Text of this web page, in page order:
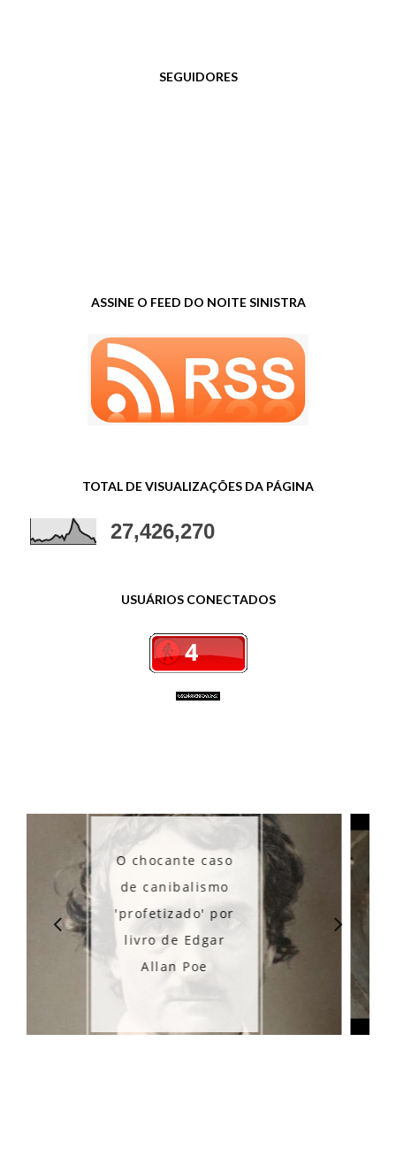
SEGUIDORES
ASSINE O FEED DO NOITE SINISTRA
TOTAL DE VISUALIZAÇÕES DA PÁGINA
27,426,270
USUÁRIOS CONECTADOS
Os misteriosos
túneis de Ibirubá